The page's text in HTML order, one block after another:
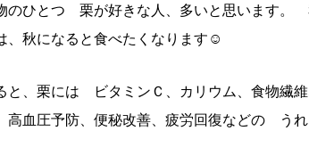
のひとつ 栗が好きな人、多いと思います。
、秋になると食べたくなります☺
と、栗には ビタミンＣ、カリウム、食物繊
高血圧予防、便秘改善、疲労回復などの うれ